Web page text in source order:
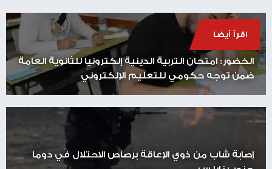
اقرأ أيضا
الخضور: امتحان التربية الدينية إلكترونيا للثانوية العامة
ضمن توجه حكومي للتعليم الإلكتروني
إصابة شاب من ذوي الإعاقة برصاص الاحتلال في دوما